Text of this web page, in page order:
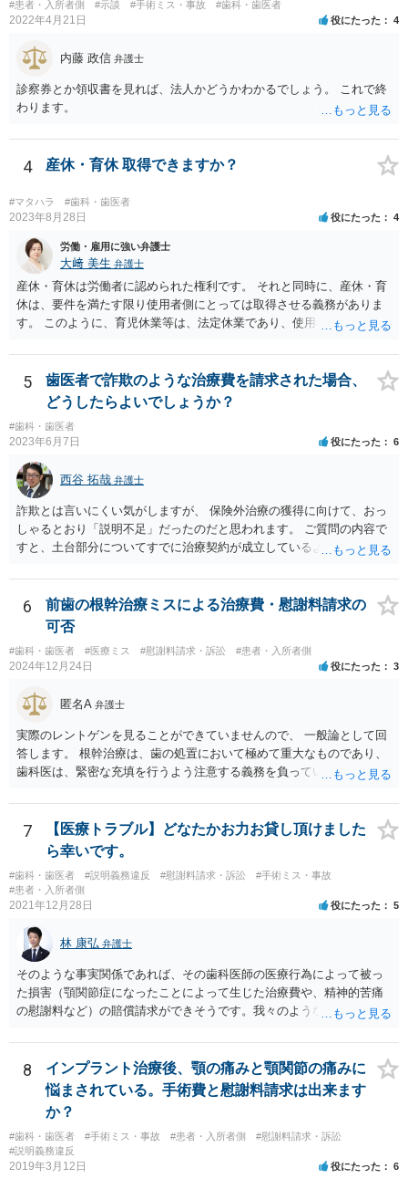
#患者・入所者側 #示談 #手術ミス・事故 #歯科・歯医者
2022年4月21日 役にたった 4
内藤 政信 弁護士
診察券とか領収書を見れば、法人かどうかわかるでしょう。 これで終
わります。
4 産休・育休 取得できますか？
#マタハラ #歯科・歯医者
2023年8月28日 役にたった 4
労働・雇用に強い弁護士
大﨑 美生 弁護士
産休・育休は労働者に認められた権利です。 それと同時に、産休・育
休は、要件を満たす限り使用者側にとっては取得させる義務がありま
す。 このように、育児休業等は、法定休業であり、使用者側で任意に
って、産休・育休を認めないということはできません。 ただし、残念
ながら実際には、妊娠・出産をしたら退職する慣行の事業者はありま
す。 しかし、このような慣行となっていること自体が、均等法９条１
項に違反します。 均等法違反は行政指導の対象となり、事業者が是正
勧告に従わない場合には企業名が公表される可能性もあります。 実際
に小さな医院で公表までいったケースがありますが、かなり稀なケー
スと言えます。 また、産休・育休を理由とした解雇は無効であり、損
害賠償請求の対象にもなります。 実際にどのようなアクションを取る
かは、職場での人間関係など気になる点があると思いますが、弁護士
か労基署へ一度ご相談いただくと安心だと思います。 均等法 （婚姻、
妊娠、出産等を理由とする不利益取扱いの禁止等） 第九条 事業主
は、女性労働者が婚姻し、妊娠し、又は出産したことを退職理由とし
て予定する定めをしてはならない。 ２ 事業主は、女性労働者が婚姻
したことを理由として、解雇してはならない。 ３ 事業主は、その雇
用する女性労働者が妊娠したこと、出産したこと、労働基準法（昭和
二十二年法律第四十九号）第六十五条第一項の規定による休業を請求
し、又は同項若しくは同条第二項の規定による休業をしたことその他
の妊娠又は出産に関する事由であつて厚生労働省令で定めるものを理
はならない。 ４ 妊娠中の女性労働者及び出産後一年を経過しない女
該解雇が前項に規定する事由を理由とする解雇でないことを証明した
ときは、この限りでない。
5
歯医者で詐欺のような治療費を請求された場合、
どうしたらよいでしょうか？
#歯科・歯医者
2023年6月7日 役にたった 6
西谷 拓哉 弁護士
詐欺とは言いにくい気がしますが、 保険外治療の獲得に向けて、おっ
しゃるとおり「説明不足」だったのだと思われます。 ご質問の内容で
すと、土台部分についてすでに治療契約が成立しているように思われ
させることができます。 消費者契約法は、いくつか取消の類型を定め
ています。 いくつか該当しそうな取消権をご参考までのせます。 ①土
台と被せ物の治療は通常同じ歯科で行いますので、被せ物の治療費が
益なる事実の不告知があった認められると考えられます。 そのため、
４０万円もかかるとは夢にも思わなかったという事情があれば、不利
益事実の不告知を理由とした取消権を主張することが出来る可能性が
あります（消費者契約法４条２項）。 ②また、保険外治療の必要性に
ついて虚偽の説明があったのであれば、不実告知取消ということも考
えられます（消費者契約法４条１項１号）。 ③そのほか、歯科治療
中、抗らうことが困難な状態で保険外治療の勧誘をされたということ
であれば、最近（令和５年６月１日）施行されたばかりですが、 退去
困難場所（たとえば、待合から診察台へ）に同行された上で困惑して
契約したという類型の取消権（改正消費者契約法４条３項３号）も使
える可能性があります。 一旦、書面で消費者契約法に基づく取消権を
行使するので払えないという 通知をして様子をみるのも手かと思いま
す。 その他、消費生活センターに相談して、間に入ってもらうことも
手かもしれません。
6
前歯の根幹治療ミスによる治療費・慰謝料請求の
可否
#歯科・歯医者 #医療ミス #慰謝料請求・訴訟 #患者・入所者側
2024年12月24日 役にたった 3
匿名A 弁護士
実際のレントゲンを見ることができていませんので、 一般論として回
答します。 根幹治療は、歯の処置において極めて重大なものであり、
歯科医は、緊密な充填を行うよう注意する義務を負っていると考えら
号事件） 当該義務に違反した場合、診療契約の不履行又は不法行為に
基づく損害賠償請求の可能性が生じます。 慰謝料に関しては、通院慰
謝料といった形での請求になろうかと思います。
7
【医療トラブル】どなたかお力お貸し頂けました
ら幸いです。
#歯科・歯医者 #説明義務違反 #慰謝料請求・訴訟
#手術ミス・事故
#患者・入所者側
2021年12月28日 役にたった 5
林 康弘 弁護士
そのような事実関係であれば、その歯科医師の医療行為によって被っ
た損害（顎関節症になったことによって生じた治療費や、精神的苦痛
の慰謝料など）の賠償請求ができそうです。我々のような弁護士に依
科）の先生の協力等を得ることも必要だと思います。
8
インプラント治療後、顎の痛みと顎関節の痛みに
悩まされている。手術費と慰謝料請求は出来ます
か？
#歯科・歯医者 #手術ミス・事故 #患者・入所者側
#慰謝料請求・訴訟
#説明義務違反
2019年3月12日 役にたった 6